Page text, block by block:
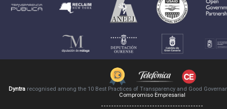
Dyntra recognised among the 10 Best Practices of Transparency and Good
Compromiso Empresarial